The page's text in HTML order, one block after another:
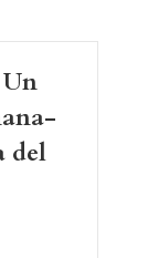
del